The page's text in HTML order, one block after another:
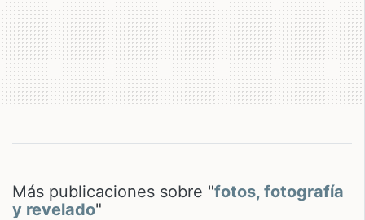
Más publicaciones sobre "fotos, fotografía
y revelado"